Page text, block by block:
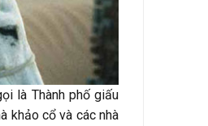
là Thành phố giấu
khảo cổ và các nhà